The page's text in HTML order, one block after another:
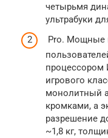
четырьмя
ультрабуки
Pro. Мощные
процессором
игрового
монолитный
кромками, а
разрешение
~1,8 кг,